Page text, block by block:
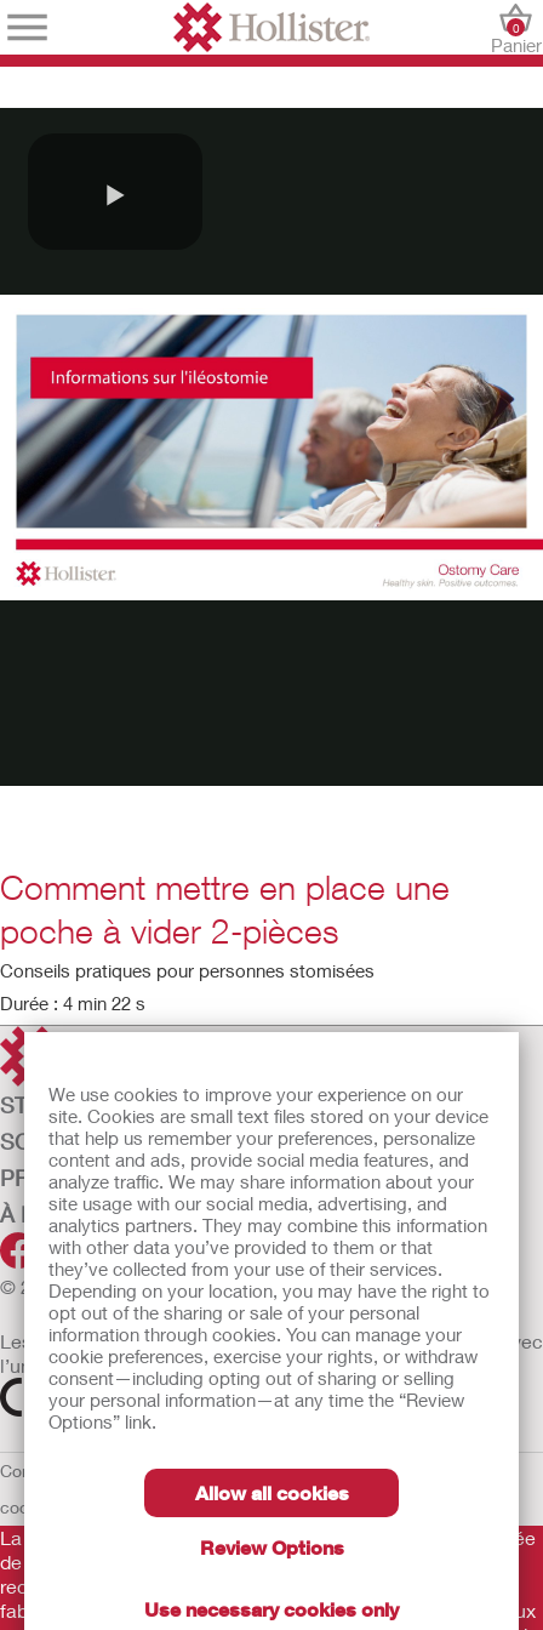
We use cookies to improve your experience on our
site. Cookies are small text files stored on your device
that help us remember your preferences, personalize
content and ads, provide social media features, and
analyze traffic. We may share information about your
site usage with our social media, advertising, and
analytics partners. They may combine this information
with other data you’ve provided to them or that
they’ve collected from your use of their services.
Depending on your location, you may have the right to
opt out of the sharing or sale of your personal
information through cookies. You can manage your
cookie preferences, exercise your rights, or withdraw
consent—including opting out of sharing or selling
your personal information—at any time the “Review
Options” link.
Allow all cookies
Review Options
Use necessary cookies only
Panier
0
Comment mettre en place une
poche à vider 2-pièces
Conseils pratiques pour personnes stomisées
Durée : 4 min 22 s
STOMATHÉRAPIE
SOINS DE LA CONTINENCE
PRODUITS
À PROPOS DE HOLLISTER
© 2026 Hollister Incorporated
Les dispositifs médicaux vendus dans l’UE sont marqués avec
l’un des symboles suivants selon le besoin
Conditions d'utilisationPolitique de confidentialitéUtilisation des
cookies
UE Avis au Dénonciateur
La Gamme de produits Hollister stomathérapie est constituée
de dispositifs d’appareillage d’une stomie permettant le
recueil des effluents. Il s’agit de dispositifs médicaux
fabriqués par Hollister Incorporated. Ces dispositifs médicaux